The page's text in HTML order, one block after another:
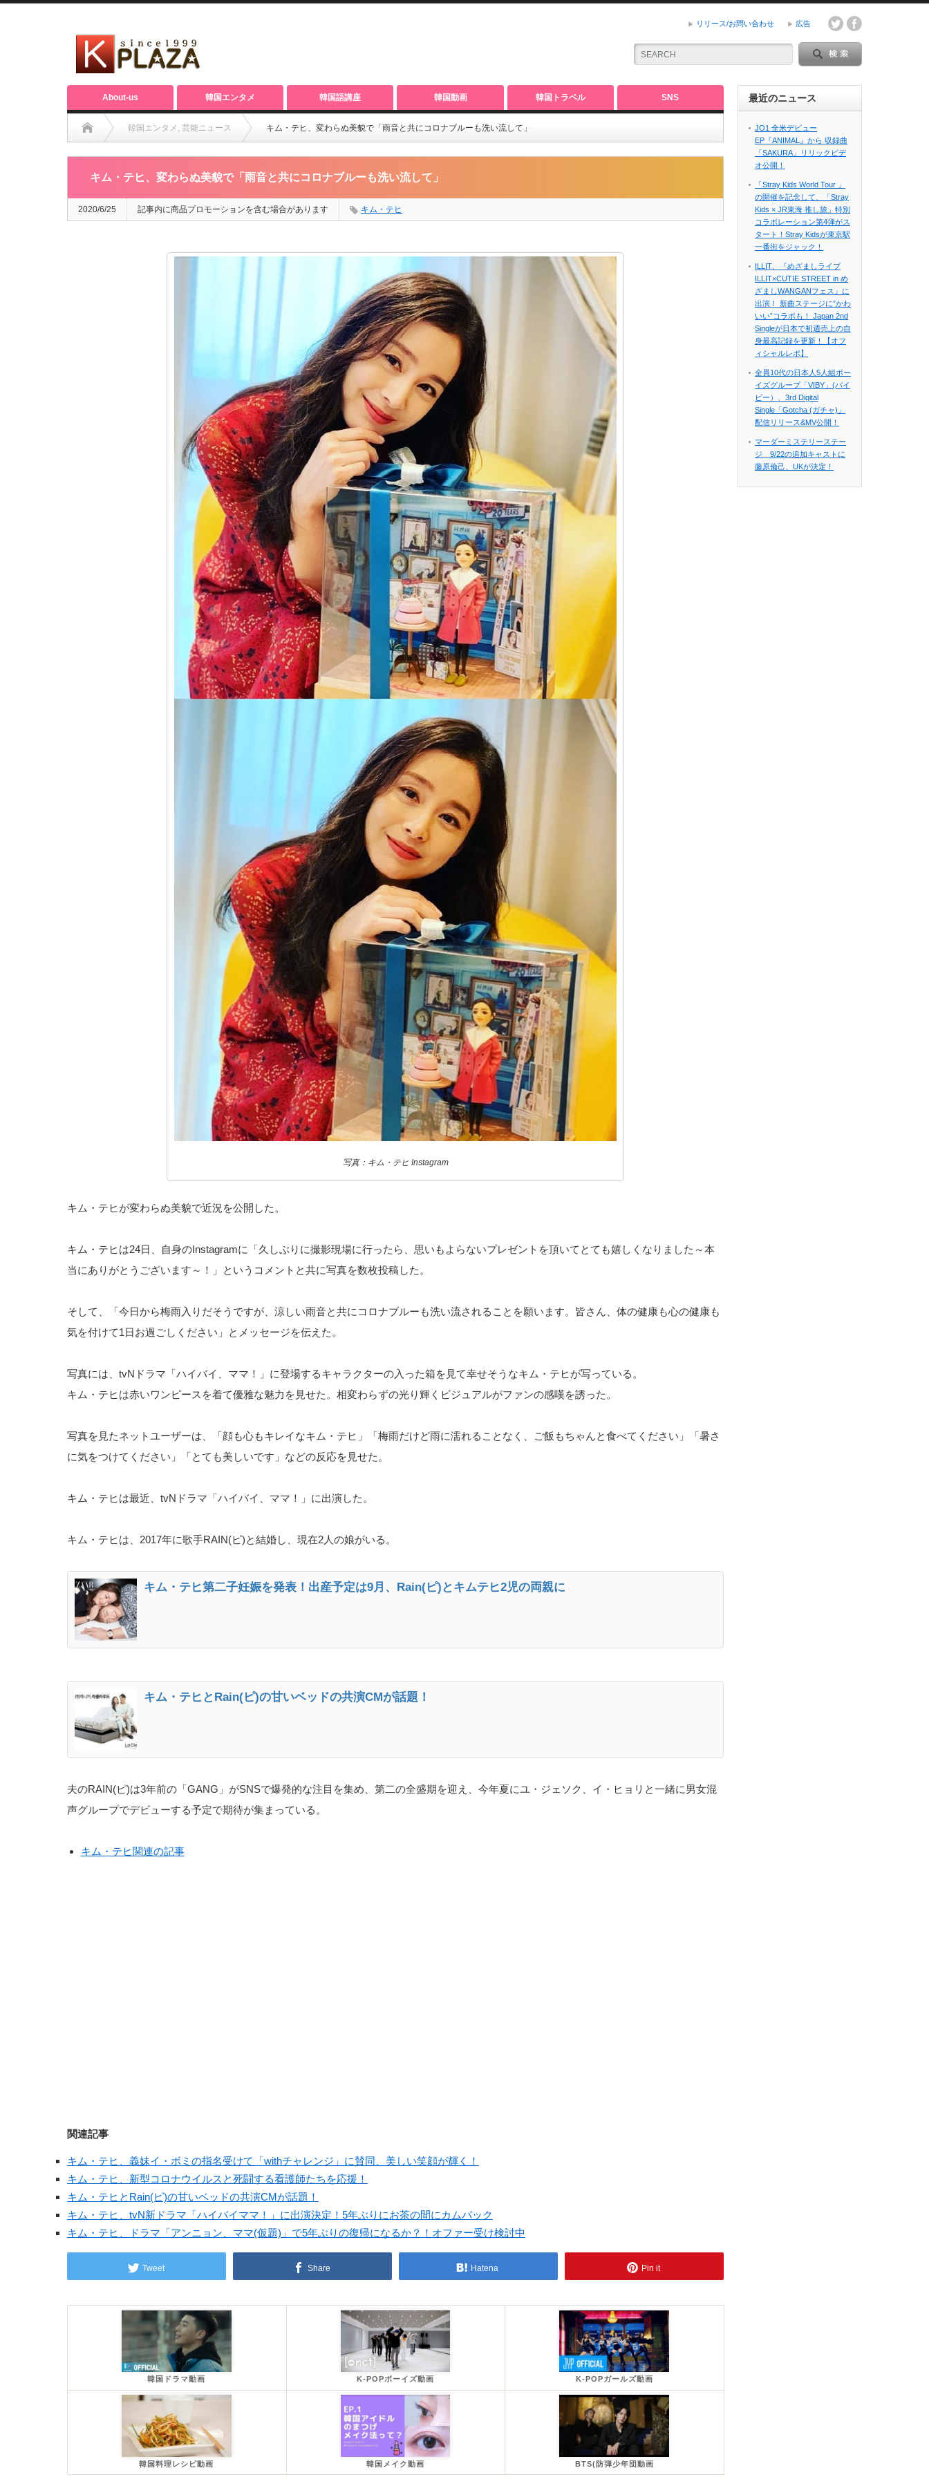
リリース/お問い合わせ 広告
About-us 韓国エンタメ 韓国語講座 韓国動画 韓国トラベル SNS
韓国エンタメ , 芸能ニュース キム・テヒ、変わらぬ美貌で「雨音と共にコロナブルーも洗い流して」
キム・テヒ、変わらぬ美貌で「雨音と共にコロナブルーも洗い流して」
2020/6/25 記事内に商品プロモーションを含む場合があります キム・テヒ
写真：キム・テヒ Instagram
キム・テヒが変わらぬ美貌で近況を公開した。
キム・テヒは24日、自身のInstagramに「久しぶりに撮影現場に行ったら、思いもよらないプレゼントを頂いてとても嬉しくなりました～本
当にありがとうございます～！」というコメントと共に写真を数枚投稿した。
そして、「今日から梅雨入りだそうですが、涼しい雨音と共にコロナブルーも洗い流されることを願います。皆さん、体の健康も心の健康も
気を付けて1日お過ごしください」とメッセージを伝えた。
写真には、tvNドラマ「ハイバイ、ママ！」に登場するキャラクターの入った箱を見て幸せそうなキム・テヒが写っている。
キム・テヒは赤いワンピースを着て優雅な魅力を見せた。相変わらずの光り輝くビジュアルがファンの感嘆を誘った。
写真を見たネットユーザーは、「顔も心もキレイなキム・テヒ」「梅雨だけど雨に濡れることなく、ご飯もちゃんと食べてください」「暑さ
に気をつけてください」「とても美しいです」などの反応を見せた。
キム・テヒは最近、tvNドラマ「ハイバイ、ママ！」に出演した。
キム・テヒは、2017年に歌手RAIN(ピ)と結婚し、現在2人の娘がいる。
キム・テヒ第二子妊娠を発表！出産予定は9月、Rain(ピ)とキムテヒ2児の両親に
キム・テヒとRain(ピ)の甘いベッドの共演CMが話題！
夫のRAIN(ピ)は3年前の「GANG」がSNSで爆発的な注目を集め、第二の全盛期を迎え、今年夏にユ・ジェソク、イ・ヒョリと一緒に男女混
声グループでデビューする予定で期待が集まっている。
キム・テヒ関連の記事
関連記事
キム・テヒ、義妹イ・ボミの指名受けて「withチャレンジ」に賛同、美しい笑顔が輝く！
キム・テヒ、新型コロナウイルスと死闘する看護師たちを応援！
キム・テヒとRain(ピ)の甘いベッドの共演CMが話題！
キム・テヒ、tvN新ドラマ「ハイバイママ！」に出演決定！5年ぶりにお茶の間にカムバック
キム・テヒ、ドラマ「アンニョン、ママ(仮題)」で5年ぶりの復帰になるか？！オファー受け検討中
Tweet Share Hatena Pin it
韓国ドラマ動画 K-POPボーイズ動画 K-POPガールズ動画
韓国料理レシピ動画 韓国メイク動画 BTS(防弾少年団動画
最近のニュース
JO1 全米デビュー
EP『ANIMAL』から 収録曲
「SAKURA」リリックビデ
オ公開！
「Stray Kids World Tour 」
の開催を記念して、「Stray
Kids × JR東海 推し旅」特別
コラボレーション第4弾がス
タート！Stray Kidsが東京駅
一番街をジャック！
ILLIT、『めざましライブ
ILLIT×CUTIE STREET in め
ざましWANGANフェス』に
出演！ 新曲ステージに”かわ
いい”コラボも！ Japan 2nd
Singleが日本で初週売上の自
身最高記録を更新！【オフ
ィシャルレポ】
全員10代の日本人5人組ボー
イズグループ「VIBY」(バイ
ビー）、3rd Digital
Single「Gotcha (ガチャ)」
配信リリース&MV公開！
マーダーミステリーステー
ジ 9/22の追加キャストに
藤原倫己、UKが決定！